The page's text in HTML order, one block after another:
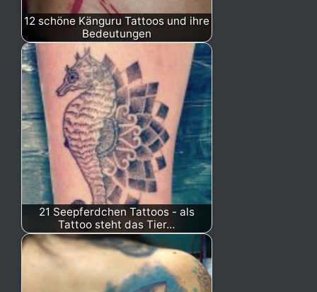
12 schöne Känguru Tattoos und ihre
Bedeutungen
21 Seepferdchen Tattoos - als
Tattoo steht das Tier…